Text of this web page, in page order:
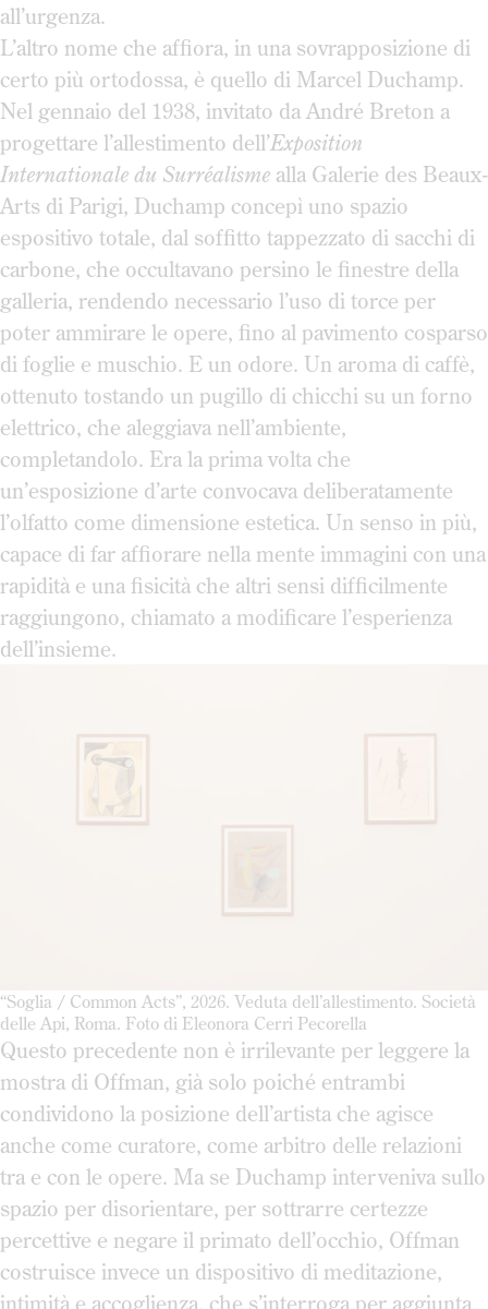
all’urgenza.
L’altro nome che affiora, in una sovrapposizione di
certo più ortodossa, è quello di Marcel Duchamp.
Nel gennaio del 1938, invitato da André Breton a
progettare l’allestimento dell’Exposition
Internationale du Surréalisme alla Galerie des Beaux-
Arts di Parigi, Duchamp concepì uno spazio
espositivo totale, dal soffitto tappezzato di sacchi di
carbone, che occultavano persino le finestre della
galleria, rendendo necessario l’uso di torce per
poter ammirare le opere, fino al pavimento cosparso
di foglie e muschio. E un odore. Un aroma di caffè,
ottenuto tostando un pugillo di chicchi su un forno
elettrico, che aleggiava nell’ambiente,
completandolo. Era la prima volta che
un’esposizione d’arte convocava deliberatamente
l’olfatto come dimensione estetica. Un senso in più,
capace di far affiorare nella mente immagini con una
rapidità e una fisicità che altri sensi difficilmente
raggiungono, chiamato a modificare l’esperienza
dell’insieme.
“Soglia / Common Acts”, 2026. Veduta dell’allestimento. Società
delle Api, Roma. Foto di Eleonora Cerri Pecorella
Questo precedente non è irrilevante per leggere la
mostra di Offman, già solo poiché entrambi
condividono la posizione dell’artista che agisce
anche come curatore, come arbitro delle relazioni
tra e con le opere. Ma se Duchamp interveniva sullo
spazio per disorientare, per sottrarre certezze
percettive e negare il primato dell’occhio, Offman
costruisce invece un dispositivo di meditazione,
intimità e accoglienza, che s’interroga per aggiunta